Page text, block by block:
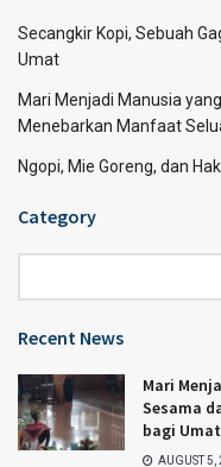
Secangkir Kopi, Sebuah
Umat
Mari Menjadi Manusia
Menebarkan Manfaat
Ngopi, Mie Goreng, dan
Category
Recent News
Mari
Sesama
bagi Umat
AUGUST 5,